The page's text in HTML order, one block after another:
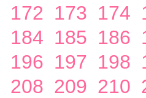
172 173 174
184 185 186
196 197 198
208 209 210